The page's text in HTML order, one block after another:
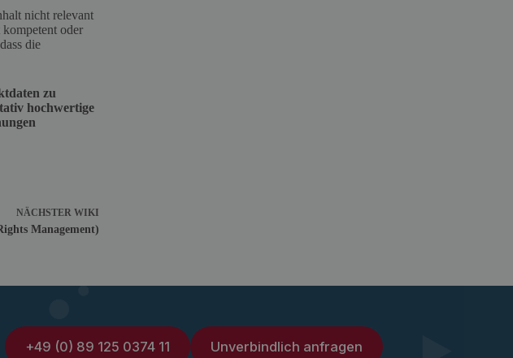
nicht relevant
oder
die
zu
hochwertige
NÄCHSTER WIKI
Management)
+49 (0) 89 125 0374 11 Unverbindlich anfragen